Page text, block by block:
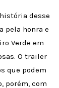
desse
pela honra e
Verde em
O trailer
que podem
porém, com